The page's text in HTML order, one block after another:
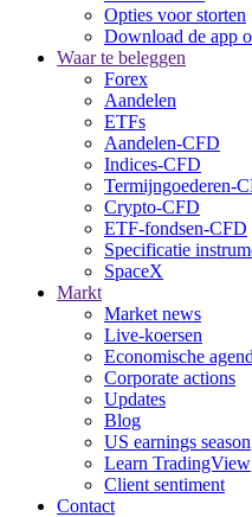
Opties voor storten
Download de app
Waar te beleggen
Forex
Aandelen
ETFs
Aandelen-CFD
Indices-CFD
Termijngoederen-
Crypto-CFD
ETF-fondsen-CFD
Specificatie
SpaceX
Markt
Market news
Live-koersen
Economische
Corporate actions
Updates
Blog
US earnings season
Learn TradingView
Client sentiment
Contact